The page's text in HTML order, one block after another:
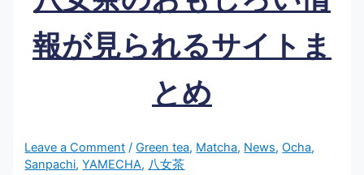
報が見られるサイトま
とめ
Leave a Comment /Green tea, Matcha, News,Ocha,
Sanpachi,YAMECHA, 八女茶